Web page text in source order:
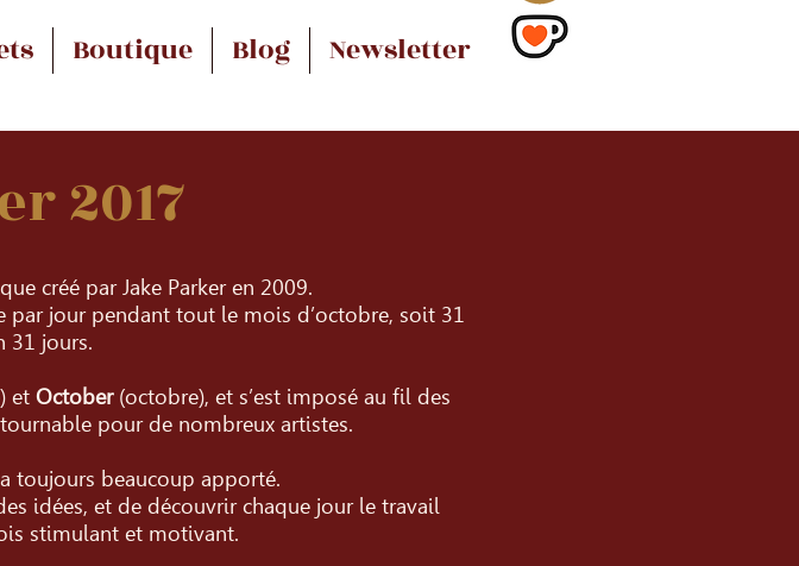
Boutique Blog Newsletter
2017
créé par Jake Parker en 2009.
par jour pendant tout le mois d’octobre, soit 31
31 jours.
et October(octobre), et s’est imposé au fil des
pour de nombreux artistes.
toujours beaucoup apporté.
idées, et de découvrir chaque jour le travail
stimulant et motivant.